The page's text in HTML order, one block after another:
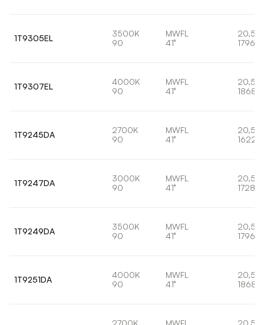
1T9305EL
3500K
90
MWFL
41°
20,5W
1796lm
1T9307EL
4000K
90
MWFL
41°
20,5W
1868lm
1T9245DA
2700K
90
MWFL
41°
20,5W
1622lm
1T9247DA
3000K
90
MWFL
41°
20,5W
1728lm
1T9249DA
3500K
90
MWFL
41°
20,5W
1796lm
1T9251DA
4000K
90
MWFL
41°
20,5W
1868lm
2700K
MWFL
20,5W